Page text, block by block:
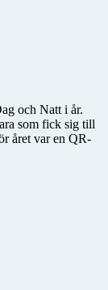
och Natt i år.
som fick sig till
året var en QR-